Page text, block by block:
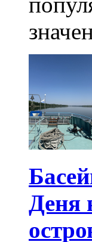
Деня